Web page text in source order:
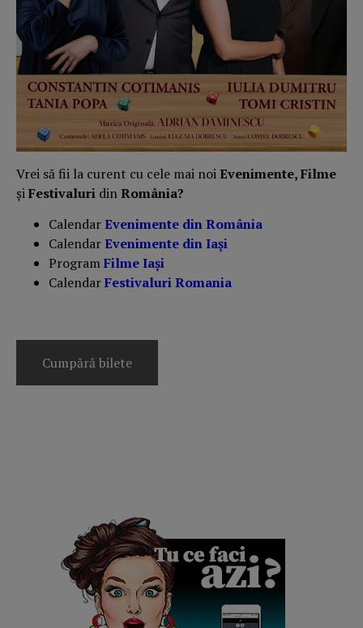
Vrei să fii la curent cu cele mai noiEvenimente, Filme
șiFestivaluri dinRomânia?
CalendarEvenimente din România
CalendarEvenimente din Iași
ProgramFilme Iași
CalendarFestivaluri Romania
Cumpără bilete